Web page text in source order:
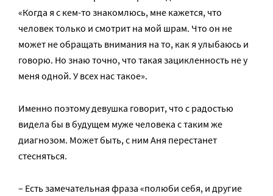
«Когда я с кем-то знакомлюсь, мне кажется, что
человек только и смотрит на мой шрам. Что он не
может не обращать внимания на то, как я улыбаюсь и
говорю. Но знаю точно, что такая зацикленность не у
меня одной. У всех нас такое».
Именно поэтому девушка говорит, что с радостью
видела бы в будущем муже человека с таким же
диагнозом. Может быть, с ним Аня перестанет
стесняться.
– Есть замечательная фраза «полюби себя, и другие